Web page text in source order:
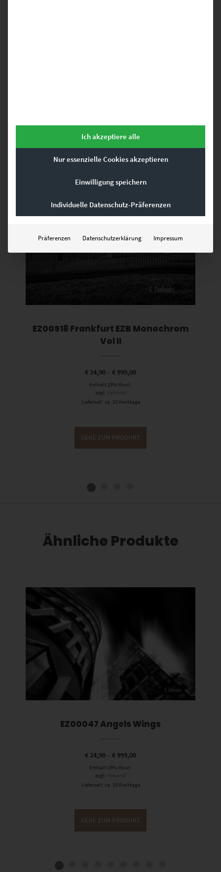
EZ00918 Frankfurt EZB Monochrom
Vol II
€ 24,90 –€ 999,00
Enthält 19% Mwst.
zzgl. Versand
Lieferzeit: ca. 10 Werktage
GEHE ZUM PRODUKT
Ähnliche Produkte
Dieses Produkt weist mehrere Varianten auf. Die Optionen können auf der Produktseite gewählt werden
EZ00047 Angels Wings
€ 24,90 –€ 999,00
Enthält 19% Mwst.
zzgl. Versand
Lieferzeit: ca. 10 Werktage
GEHE ZUM PRODUKT
Ich akzeptiere alle
Nur essenzielle Cookies akzeptieren
Einwilligung speichern
Individuelle Datenschutz-Präferenzen
Präferenzen Datenschutzerklärung Impressum